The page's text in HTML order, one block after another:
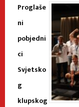
Proglaše
ni
pobjedni
ci
Svjetsko
g
klupskog